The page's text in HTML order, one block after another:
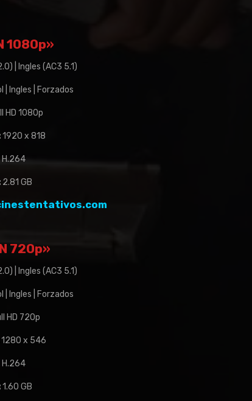
1080p»
| Ingles (AC3 5.1)
| Ingles | Forzados
HD 1080p
1920 x 818
H.264
2.81 GB
720p»
| Ingles (AC3 5.1)
| Ingles | Forzados
HD 720p
1280 x 546
H.264
1.60 GB